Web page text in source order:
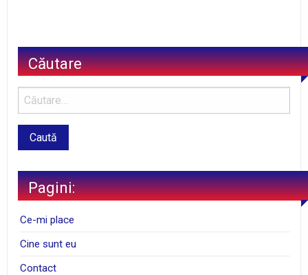
Căutare
Pagini:
Ce-mi place
Cine sunt eu
Contact